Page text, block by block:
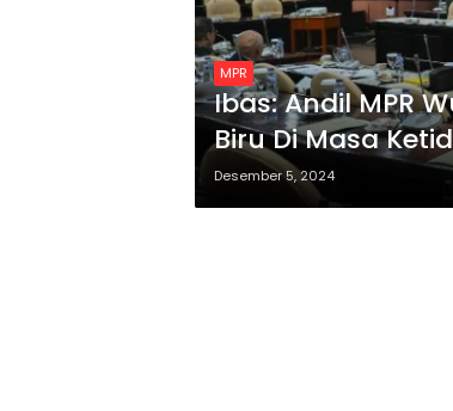
MPR
Ibas: Andil MPR
Biru Di Masa
Desember 5, 2024